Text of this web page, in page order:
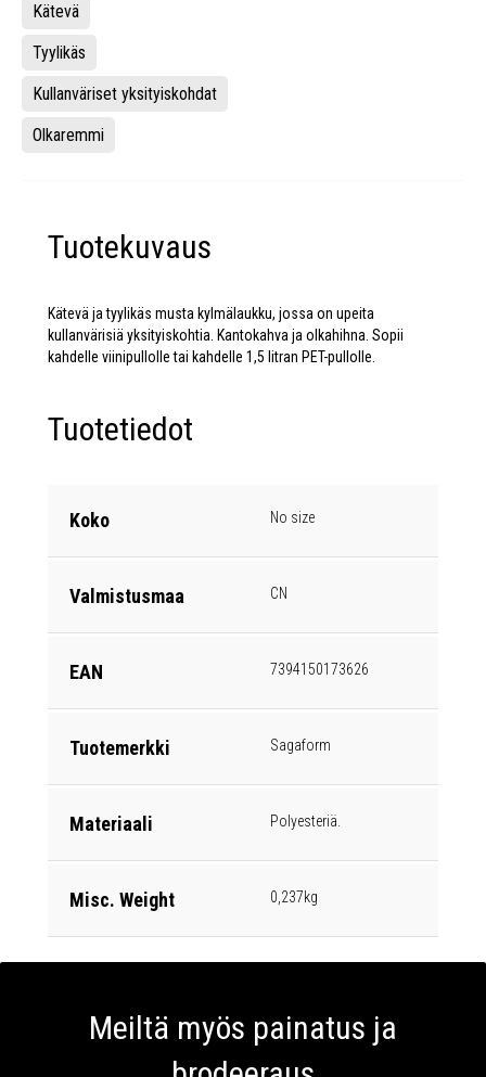
Kätevä
Tyylikäs
Kullanväriset yksityiskohdat
Olkaremmi
Tuotekuvaus
Kätevä ja tyylikäs musta kylmälaukku, jossa on upeita
kullanvärisiä yksityiskohtia. Kantokahva ja olkahihna. Sopii
kahdelle viinipullolle tai kahdelle 1,5 litran PET-pullolle.
Tuotetiedot
Koko No size
Valmistusmaa CN
EAN 7394150173626
Tuotemerkki Sagaform
Materiaali Polyesteriä.
Misc. Weight 0,237kg
Meiltä myös painatus ja